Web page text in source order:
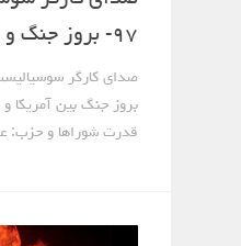
۹۷- بروز جنگ و قدرت شوراها
بروز جنگ بین آمریکا و
قدرت شوراها و حزب: